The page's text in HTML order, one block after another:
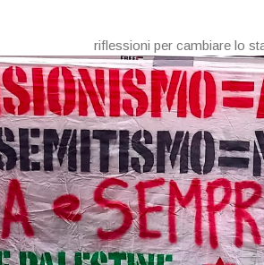
riflessioni per cambiare lo